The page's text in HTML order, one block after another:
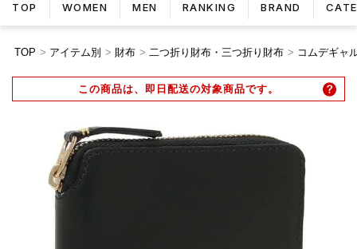
TOP WOMEN MEN RANKING BRAND
TOP アイテム別 財布 二つ折り財布・三つ折り財布 コムデギャ
この商品は、即日配送の対象商品です。